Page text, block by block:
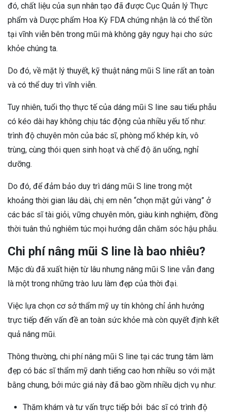
đó, chất liệu của sụn nhân tạo đã được Cục Quản lý Thực
phẩm và Dược phẩm Hoa Kỳ FDA chứng nhận là có thể tồn
tại vĩnh viễn bên trong mũi mà không gây nguy hại cho sức
khỏe chúng ta.
Do đó, về mặt lý thuyết, kỹ thuật nâng mũi S line rất an toàn
và có thể duy trì vĩnh viễn.
Tuy nhiên, tuổi thọ thực tế của dáng mũi S line sau tiểu phẫu
có kéo dài hay không chịu tác động của nhiều yếu tố như:
trình độ chuyên môn của bác sĩ, phòng mổ khép kín, vô
trùng, cùng thói quen sinh hoạt và chế độ ăn uống, nghỉ
dưỡng.
Do đó, để đảm bảo duy trì dáng mũi S line trong một
khoảng thời gian lâu dài, chị em nên “chọn mặt gửi vàng” ở
các bác sĩ tài giỏi, vững chuyên môn, giàu kinh nghiệm, đồng
thời tuân thủ nghiêm túc mọi hướng dẫn chăm sóc hậu phẫu.
Chi phí nâng mũi S line là bao nhiêu?
Mặc dù đã xuất hiện từ lâu nhưng nâng mũi S line vẫn đang
là một trong những trào lưu làm đẹp của thời đại.
Việc lựa chọn cơ sở thẩm mỹ uy tín không chỉ ảnh hưởng
trực tiếp đến vấn đề an toàn sức khỏe mà còn quyết định kết
quả nâng mũi.
Thông thường, chi phí nâng mũi S line tại các trung tâm làm
đẹp có bác sĩ thẩm mỹ danh tiếng cao hơn nhiều so với mặt
bằng chung, bởi mức giá này đã bao gồm nhiều dịch vụ như:
Thăm khám và tư vấn trực tiếp bởi bác sĩ có trình độ